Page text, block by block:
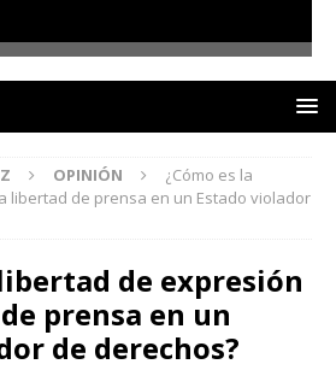
OPINIÓN
¿Cómo es la
libertad de prensa en un Estado violador
de expresión
prensa en un
de derechos?